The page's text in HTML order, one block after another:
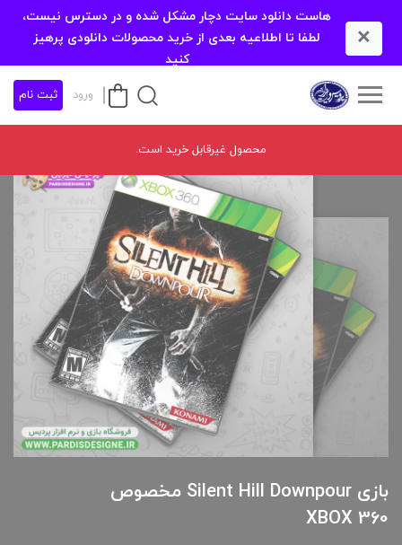
×
هاست دانلود سایت دچار مشکل شده و در دسترس نیست،
لطفا تا اطلاعیه بعدی از خرید محصولات دانلودی پرهیز
کنید
ورود ثبت نام
محصول غیرقابل خرید است.
بازی Silent Hill Downpour مخصوص
XBOX 360